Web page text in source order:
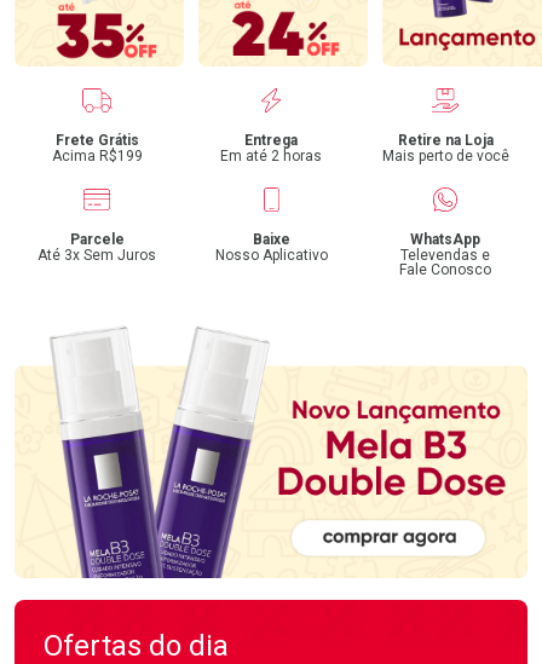
Benefícios
Frete Grátis
Acima R$199
Entrega
Em até 2 horas
Retire na Loja
Mais perto de você
Parcele
Até 3x Sem Juros
Baixe
Nosso Aplicativo
WhatsApp
Televendas e
Fale Conosco
Ofertas do dia